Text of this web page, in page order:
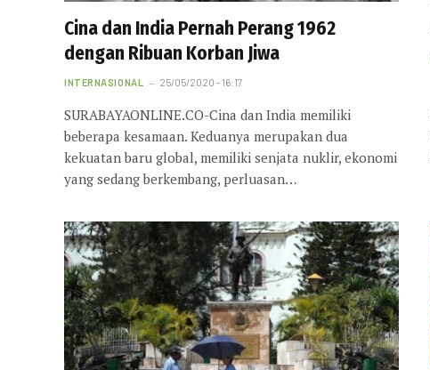
Cina dan India Pernah Perang 1962
dengan Ribuan Korban Jiwa
INTERNASIONAL 25/05/2020 - 16:17
SURABAYAONLINE.CO-Cina dan India memiliki
beberapa kesamaan. Keduanya merupakan dua
kekuatan baru global, memiliki senjata nuklir, ekonomi
yang sedang berkembang, perluasan…